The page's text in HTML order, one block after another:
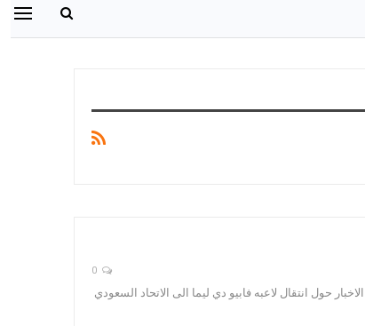
حول انتقال لاعبه فابيو دي ليما الى الاتحاد السعودي